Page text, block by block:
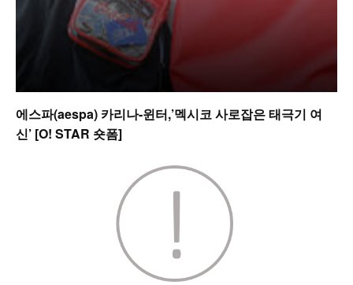
에스파(aespa) 카리나-윈터,’멕시코 사로잡은 태극기 여
신’ [O! STAR 숏폼]